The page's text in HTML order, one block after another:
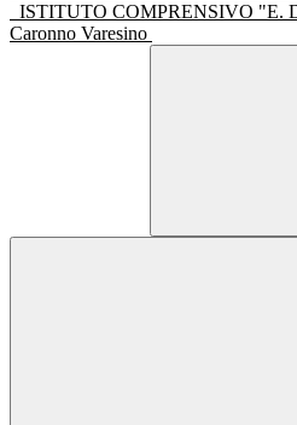
ISTITUTO COMPRENSIVO "E.
Caronno Varesino